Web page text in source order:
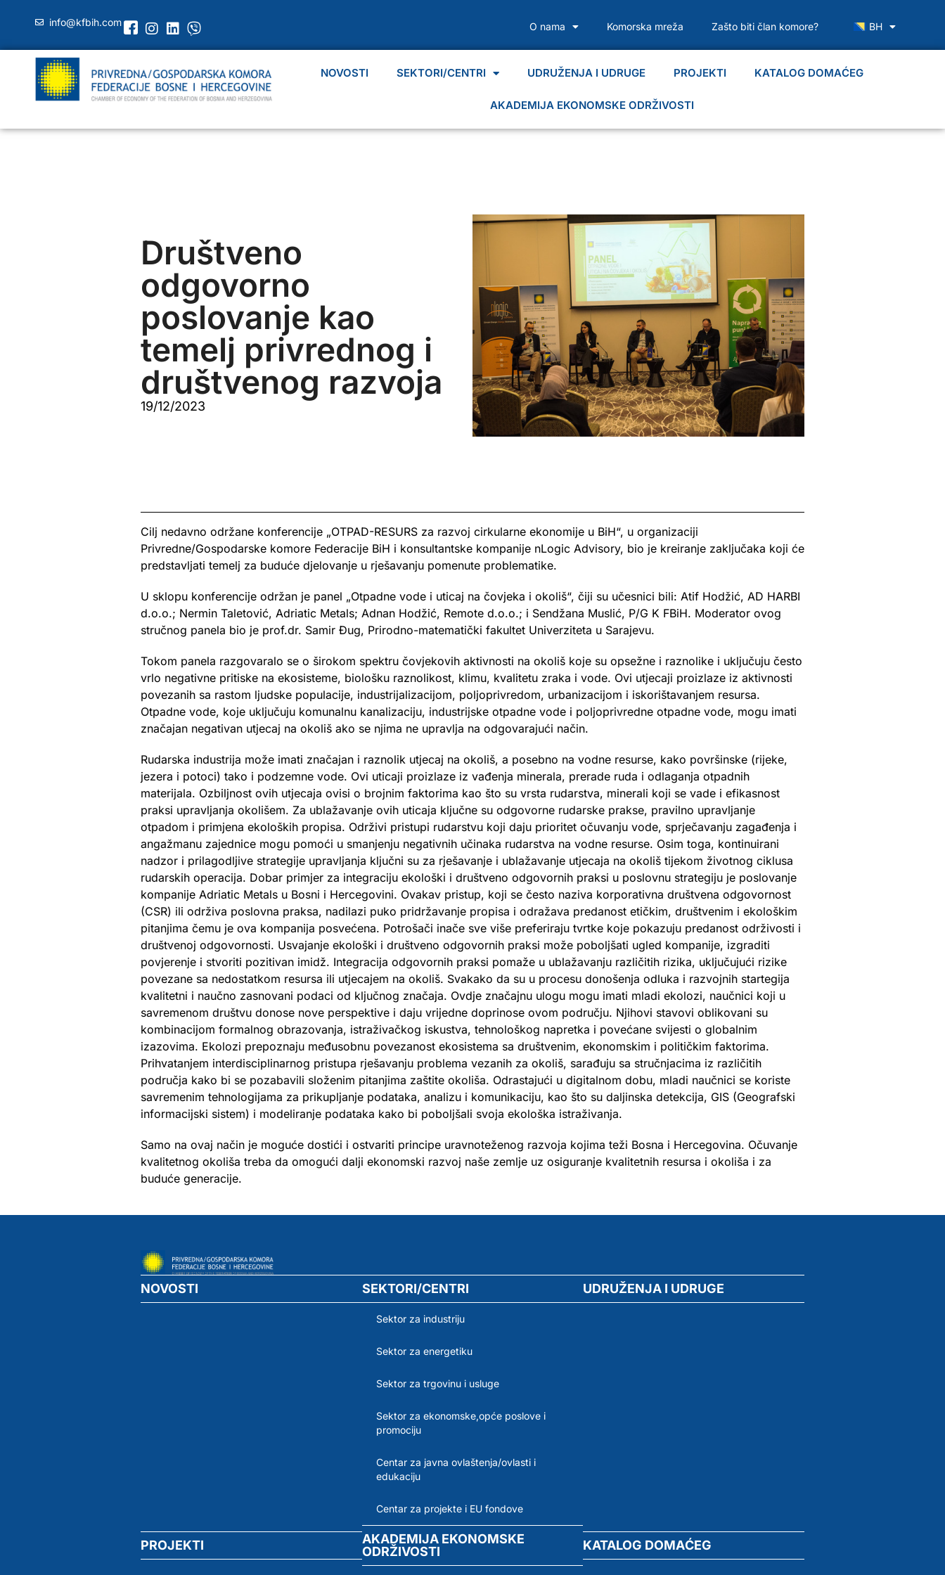
info@kfbih.com O nama Komorska mreža Zašto biti član komore? BH
NOVOSTI SEKTORI/CENTRI UDRUŽENJA I UDRUGE PROJEKTI KATALOG DOMAĆEG
AKADEMIJA EKONOMSKE ODRŽIVOSTI
Društveno
odgovorno
poslovanje kao
temelj privrednog i
društvenog razvoja
19/12/2023
Cilj nedavno održane konferencije „OTPAD-RESURS za razvoj cirkularne ekonomije u BiH“, u organizaciji
Privredne/Gospodarske komore Federacije BiH i konsultantske kompanije nLogic Advisory, bio je kreiranje zaključaka koji će
predstavljati temelj za buduće djelovanje u rješavanju pomenute problematike.
U sklopu konferencije održan je panel „Otpadne vode i uticaj na čovjeka i okoliš“, čiji su učesnici bili: Atif Hodžić, AD HARBI
d.o.o.; Nermin Taletović, Adriatic Metals; Adnan Hodžić, Remote d.o.o.; i Sendžana Muslić, P/G K FBiH. Moderator ovog
stručnog panela bio je prof.dr. Samir Đug, Prirodno-matematički fakultet Univerziteta u Sarajevu.
Tokom panela razgovaralo se o širokom spektru čovjekovih aktivnosti na okoliš koje su opsežne i raznolike i uključuju često
vrlo negativne pritiske na ekosisteme, biološku raznolikost, klimu, kvalitetu zraka i vode. Ovi utjecaji proizlaze iz aktivnosti
povezanih sa rastom ljudske populacije, industrijalizacijom, poljoprivredom, urbanizacijom i iskorištavanjem resursa.
Otpadne vode, koje uključuju komunalnu kanalizaciju, industrijske otpadne vode i poljoprivredne otpadne vode, mogu imati
značajan negativan utjecaj na okoliš ako se njima ne upravlja na odgovarajući način.
Rudarska industrija može imati značajan i raznolik utjecaj na okoliš, a posebno na vodne resurse, kako površinske (rijeke,
jezera i potoci) tako i podzemne vode. Ovi uticaji proizlaze iz vađenja minerala, prerade ruda i odlaganja otpadnih
materijala. Ozbiljnost ovih utjecaja ovisi o brojnim faktorima kao što su vrsta rudarstva, minerali koji se vade i efikasnost
praksi upravljanja okolišem. Za ublažavanje ovih uticaja ključne su odgovorne rudarske prakse, pravilno upravljanje
otpadom i primjena ekoloških propisa. Održivi pristupi rudarstvu koji daju prioritet očuvanju vode, sprječavanju zagađenja i
angažmanu zajednice mogu pomoći u smanjenju negativnih učinaka rudarstva na vodne resurse. Osim toga, kontinuirani
nadzor i prilagodljive strategije upravljanja ključni su za rješavanje i ublažavanje utjecaja na okoliš tijekom životnog ciklusa
rudarskih operacija. Dobar primjer za integraciju ekološki i društveno odgovornih praksi u poslovnu strategiju je poslovanje
kompanije Adriatic Metals u Bosni i Hercegovini. Ovakav pristup, koji se često naziva korporativna društvena odgovornost
(CSR) ili održiva poslovna praksa, nadilazi puko pridržavanje propisa i odražava predanost etičkim, društvenim i ekološkim
pitanjima čemu je ova kompanija posvećena. Potrošači inače sve više preferiraju tvrtke koje pokazuju predanost održivosti i
društvenoj odgovornosti. Usvajanje ekološki i društveno odgovornih praksi može poboljšati ugled kompanije, izgraditi
povjerenje i stvoriti pozitivan imidž. Integracija odgovornih praksi pomaže u ublažavanju različitih rizika, uključujući rizike
povezane sa nedostatkom resursa ili utjecajem na okoliš. Svakako da su u procesu donošenja odluka i razvojnih startegija
kvalitetni i naučno zasnovani podaci od ključnog značaja. Ovdje značajnu ulogu mogu imati mladi ekolozi, naučnici koji u
savremenom društvu donose nove perspektive i daju vrijedne doprinose ovom području. Njihovi stavovi oblikovani su
kombinacijom formalnog obrazovanja, istraživačkog iskustva, tehnološkog napretka i povećane svijesti o globalnim
izazovima. Ekolozi prepoznaju međusobnu povezanost ekosistema sa društvenim, ekonomskim i političkim faktorima.
Prihvatanjem interdisciplinarnog pristupa rješavanju problema vezanih za okoliš, sarađuju sa stručnjacima iz različitih
područja kako bi se pozabavili složenim pitanjima zaštite okoliša. Odrastajući u digitalnom dobu, mladi naučnici se koriste
savremenim tehnologijama za prikupljanje podataka, analizu i komunikaciju, kao što su daljinska detekcija, GIS (Geografski
informacijski sistem) i modeliranje podataka kako bi poboljšali svoja ekološka istraživanja.
Samo na ovaj način je moguće dostići i ostvariti principe uravnoteženog razvoja kojima teži Bosna i Hercegovina. Očuvanje
kvalitetnog okoliša treba da omogući dalji ekonomski razvoj naše zemlje uz osiguranje kvalitetnih resursa i okoliša i za
buduće generacije.
NOVOSTI SEKTORI/CENTRI
Sektor za industriju
Sektor za energetiku
Sektor za trgovinu i usluge
Sektor za ekonomske,opće poslove i
promociju
Centar za javna ovlaštenja/ovlasti i
edukaciju
Centar za projekte i EU fondove
UDRUŽENJA I UDRUGE
PROJEKTI
AKADEMIJA EKONOMSKE
ODRŽIVOSTI
KATALOG DOMAĆEG